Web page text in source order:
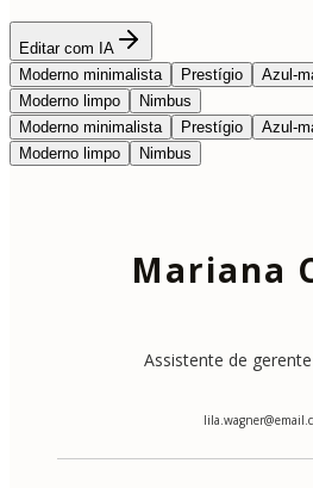
Editar com IA
Moderno minimalista
Prestígio Azul-
Moderno limpo
Nimbus
Moderno minimalista
Prestígio Azul-
Moderno limpo
Nimbus
Mariana
Assistente de